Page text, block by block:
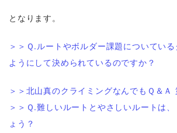
となります。
＞＞Ｑ.ルートやボルダー課題についてい
ようにして決められているのですか？
＞＞北山真のクライミングなんでもＱ＆Ａ
＞＞Ｑ.難しいルートとやさしいルートは
ょう？